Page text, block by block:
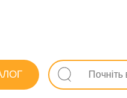
Антибактеріальні та
для ін. 1 г фл. №1